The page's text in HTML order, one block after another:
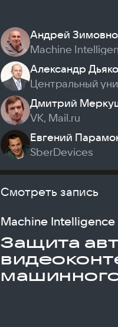
Андрей
Machine
Александр
Центральный
Дмитрий
VK, Mail.ru
Евгений
SberDevices
Смотреть запись
Machine Intelligence
Защита